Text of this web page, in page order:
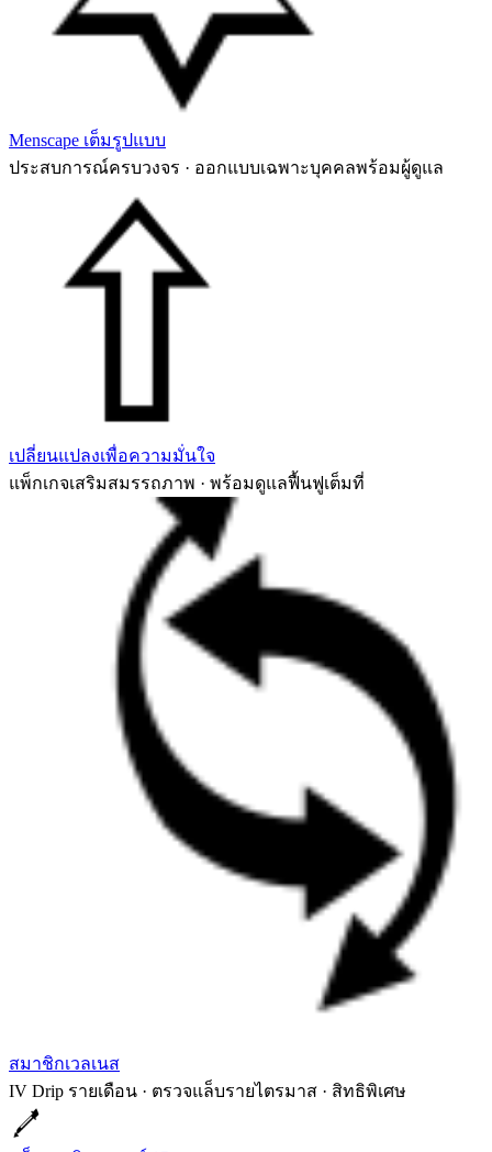
Menscape เต็มรูปแบบ
ประสบการณ์ครบวงจร · ออกแบบเฉพาะบุคคลพร้อมผู้ดูแล
เปลี่ยนแปลงเพื่อความมั่นใจ
แพ็กเกจเสริมสมรรถภาพ · พร้อมดูแลฟื้นฟูเต็มที่
สมาชิกเวลเนส
IV Drip รายเดือน · ตรวจแล็บรายไตรมาส · สิทธิพิเศษ